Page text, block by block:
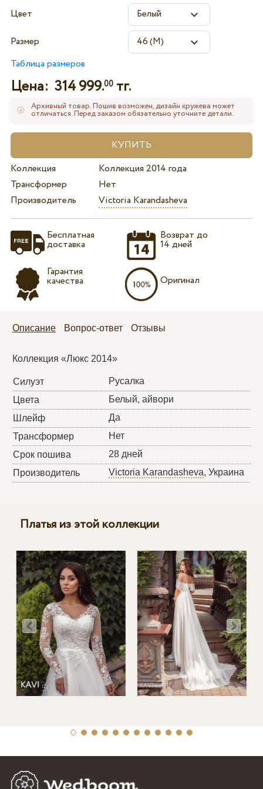
Цвет
Размер
Таблица размеров
Цена: 314 999.00тг.
Архивный товар. Пошив возможен, дизайн кружева может
отличаться. Перед заказом обязательно уточните детали.
Коллекция
Коллекция 2014 года
Трансформер
Нет
Производитель
Victoria Karandasheva
Бесплатная
доставка
Гарантия
качества
Возврат до
14 дней
Оригинал
Описание Вопрос-ответ Отзывы
Коллекция «Люкс 2014»
Силуэт
Русалка
Цвета
Белый, айвори
Шлейф
Да
Трансформер
Нет
Срок пошива
28 дней
Производитель
Victoria Karandasheva, Украина
Платья из этой коллекции